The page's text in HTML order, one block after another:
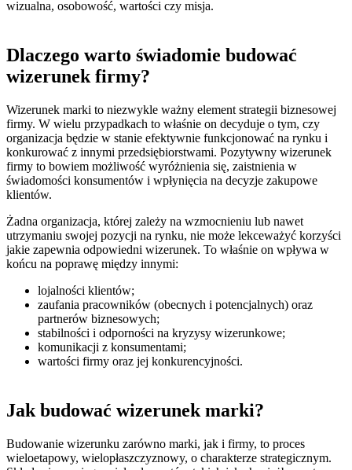
wizualna, osobowość, wartości czy misja.
Dlaczego warto świadomie budować
wizerunek firmy?
Wizerunek marki to niezwykle ważny element strategii biznesowej
firmy. W wielu przypadkach to właśnie on decyduje o tym, czy
organizacja będzie w stanie efektywnie funkcjonować na rynku i
konkurować z innymi przedsiębiorstwami. Pozytywny wizerunek
firmy to bowiem możliwość wyróżnienia się, zaistnienia w
świadomości konsumentów i wpłynięcia na decyzje zakupowe
klientów.
Żadna organizacja, której zależy na wzmocnieniu lub nawet
utrzymaniu swojej pozycji na rynku, nie może lekceważyć korzyści
jakie zapewnia odpowiedni wizerunek. To właśnie on wpływa w
końcu na poprawę między innymi:
lojalności klientów;
zaufania pracowników (obecnych i potencjalnych) oraz
partnerów biznesowych;
stabilności i odporności na kryzysy wizerunkowe;
komunikacji z konsumentami;
wartości firmy oraz jej konkurencyjności.
Jak budować wizerunek marki?
Budowanie wizerunku zarówno marki, jak i firmy, to proces
wieloetapowy, wielopłaszczyznowy, o charakterze strategicznym.